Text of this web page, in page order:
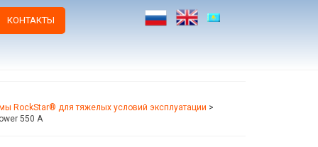
КОНТАКТЫ
RockStar® для тяжелых условий эксплуатации >
550 A